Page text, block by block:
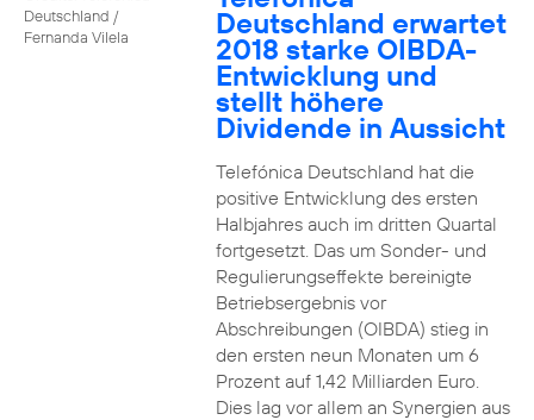
Deutschland /
Fernanda Vilela
Deutschland erwartet
2018 starke OIBDA-
Entwicklung und
stellt höhere
Dividende in Aussicht
Telefónica Deutschland hat die
positive Entwicklung des ersten
Halbjahres auch im dritten Quartal
fortgesetzt. Das um Sonder- und
Regulierungseffekte bereinigte
Betriebsergebnis vor
Abschreibungen (OIBDA) stieg in
den ersten neun Monaten um 6
Prozent auf 1,42 Milliarden Euro.
Dies lag vor allem an Synergien aus